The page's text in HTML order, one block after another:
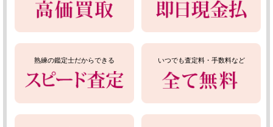
熟練の鑑定士だからできる いつでも査定料・手数料など